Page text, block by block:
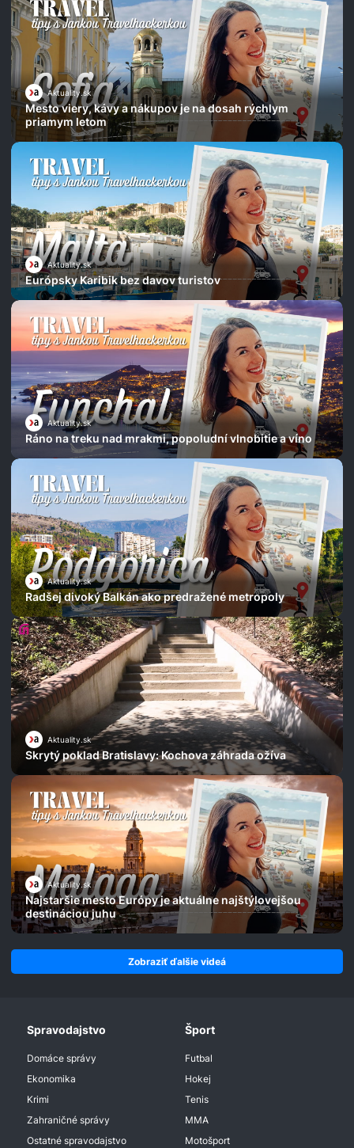
Aktuality.sk
Mesto viery, kávy a nákupov je na dosah rýchlym
priamym letom
Aktuality.sk
Európsky Karibik bez davov turistov
Aktuality.sk
Ráno na treku nad mrakmi, popoludní vlnobitie a víno
Aktuality.sk
Radšej divoký Balkán ako predražené metropoly
Aktuality.sk
Skrytý poklad Bratislavy: Kochova záhrada ožíva
Aktuality.sk
Najstaršie mesto Európy je aktuálne najštýlovejšou
destináciou juhu
Zobraziť ďalšie videá
Spravodajstvo
Domáce správy
Ekonomika
Krimi
Zahraničné správy
Ostatné spravodajstvo
Šport
Futbal
Hokej
Tenis
MMA
Motošport